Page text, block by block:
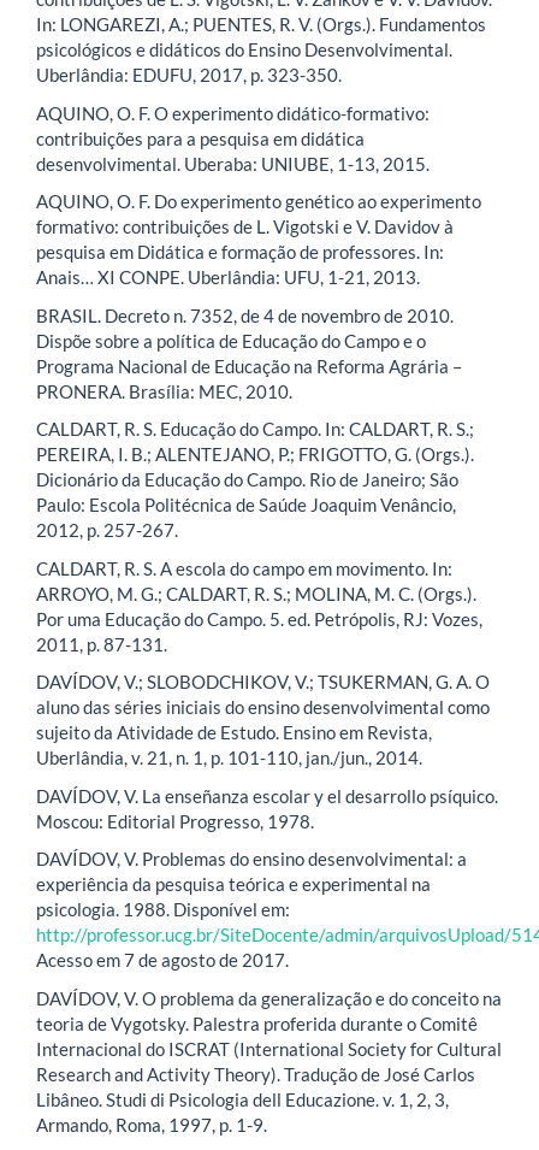
In: LONGAREZI, A.; PUENTES, R. V. (Orgs.). Fundamentos
psicológicos e didáticos do Ensino Desenvolvimental.
Uberlândia: EDUFU, 2017, p. 323-350.
AQUINO, O. F. O experimento didático-formativo:
contribuições para a pesquisa em didática
desenvolvimental. Uberaba: UNIUBE, 1-13, 2015.
AQUINO, O. F. Do experimento genético ao experimento
formativo: contribuições de L. Vigotski e V. Davidov à
pesquisa em Didática e formação de professores. In:
Anais… XI CONPE. Uberlândia: UFU, 1-21, 2013.
BRASIL. Decreto n. 7352, de 4 de novembro de 2010.
Dispõe sobre a política de Educação do Campo e o
Programa Nacional de Educação na Reforma Agrária –
PRONERA. Brasília: MEC, 2010.
CALDART, R. S. Educação do Campo. In: CALDART, R. S.;
PEREIRA, I. B.; ALENTEJANO, P.; FRIGOTTO, G. (Orgs.).
Dicionário da Educação do Campo. Rio de Janeiro; São
Paulo: Escola Politécnica de Saúde Joaquim Venâncio,
2012, p. 257-267.
CALDART, R. S. A escola do campo em movimento. In:
ARROYO, M. G.; CALDART, R. S.; MOLINA, M. C. (Orgs.).
Por uma Educação do Campo. 5. ed. Petrópolis, RJ: Vozes,
2011, p. 87-131.
DAVÍDOV, V.; SLOBODCHIKOV, V.; TSUKERMAN, G. A. O
aluno das séries iniciais do ensino desenvolvimental como
sujeito da Atividade de Estudo. Ensino em Revista,
Uberlândia, v. 21, n. 1, p. 101-110, jan./jun., 2014.
DAVÍDOV, V. La enseñanza escolar y el desarrollo psíquico.
Moscou: Editorial Progresso, 1978.
DAVÍDOV, V. Problemas do ensino desenvolvimental: a
experiência da pesquisa teórica e experimental na
psicologia. 1988. Disponível em:
http://professor.ucg.br/SiteDocente/admin/arquivosUpload/
Acesso em 7 de agosto de 2017.
DAVÍDOV, V. O problema da generalização e do conceito na
teoria de Vygotsky. Palestra proferida durante o Comitê
Internacional do ISCRAT (International Society for Cultural
Research and Activity Theory). Tradução de José Carlos
Libâneo. Studi di Psicologia dell Educazione. v. 1, 2, 3,
Armando, Roma, 1997, p. 1-9.